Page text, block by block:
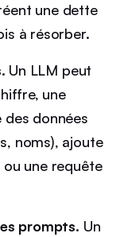
une dette
à résorber.
Un LLM peut
une
données
noms), ajoute
une requête
prompts. Un